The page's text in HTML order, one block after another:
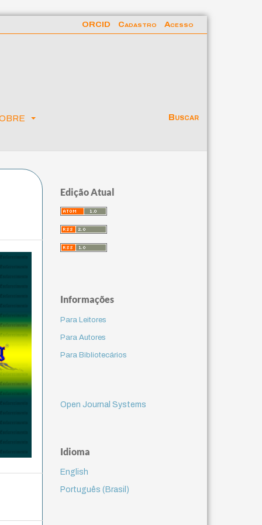
Buscar
ORCID Cadastro Acesso
Edição Atual
Informações
Para Leitores
Para Autores
Para Bibliotecários
Open Journal Systems
Idioma
English
Português (Brasil)